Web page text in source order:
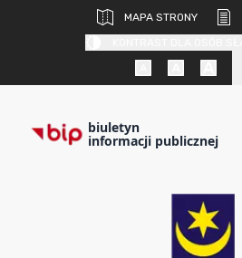
MAPA STRONY
biuletyn
informacji publicznej